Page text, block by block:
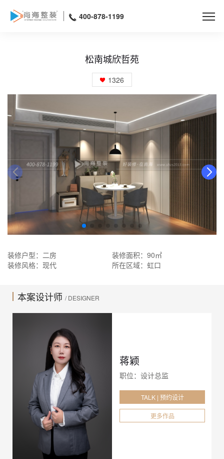
400-878-1199
松南城欣哲苑
1326
装修户型：二房
装修面积：90㎡
装修风格：现代
所在区域：虹口
本案设计师 / DESIGNER
蒋颖
职位：设计总监
TALK | 预约设计
更多作品